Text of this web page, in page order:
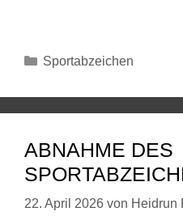
Sportabzeichen
ABNAHME DES
22. April 2026 von Heidrun